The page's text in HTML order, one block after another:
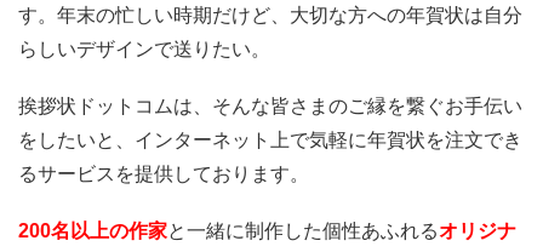
す。年末の忙しい時期だけど、大切な方への年賀状は自分
らしいデザインで送りたい。
挨拶状ドットコムは、そんな皆さまのご縁を繋ぐお手伝い
をしたいと、インターネット上で気軽に年賀状を注文でき
るサービスを提供しております。
200名以上の作家と一緒に制作した個性あふれるオリジナ